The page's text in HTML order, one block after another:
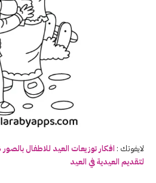
لايفوتك : افكارتوزيعات العيد
لتقديم العيدية في العيد